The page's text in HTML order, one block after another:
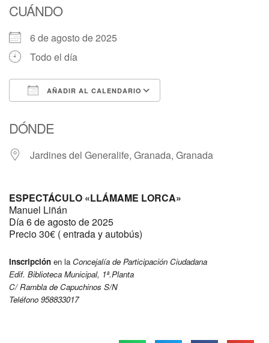
CUÁNDO
6 de agosto de 2025
Todo el día
AÑADIR AL CALENDARIO
DÓNDE
Jardines del Generalife, Granada, Granada
ESPECTÁCULO «LLÁMAME LORCA»
Manuel Liñán
Día 6 de agosto de 2025
Precio 30€ ( entrada y autobús)
Inscripción en la Concejalía de Participación Ciudadana
Edif. Biblioteca Municipal, 1ª.Planta
C/ Rambla de Capuchinos S/N
Teléfono 958833017